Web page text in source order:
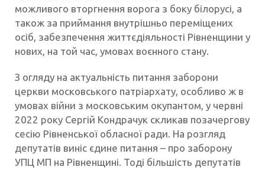
можливого вторгнення ворога з боку білорусі, а
також за приймання внутрішньо переміщених
осіб, забезпечення життєдіяльності Рівненщини у
нових, на той час, умовах воєнного стану.
З огляду на актуальність питання заборони
церкви московського патріархату, особливо ж в
умовах війни з московським окупантом, у червні
2022 року Сергій Кондрачук скликав позачергову
сесію Рівненської обласної ради. На розгляд
депутатів виніс єдине питання – про заборону
УПЦ МП на Рівненщині. Тоді більшість депутатів